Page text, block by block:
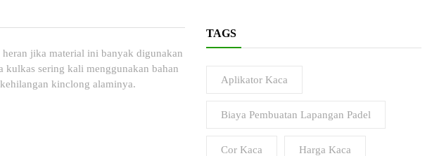
heran jika material ini banyak digunakan
kulkas sering kali menggunakan bahan
kinclong alaminya.
TAGS
Aplikator Kaca
Biaya Pembuatan Lapangan Padel
Cor Kaca Harga Kaca